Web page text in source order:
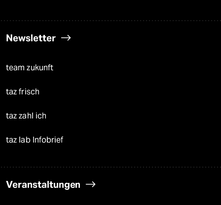
Newsletter
team zukunft
taz frisch
taz zahl ich
taz lab Infobrief
Veranstaltungen